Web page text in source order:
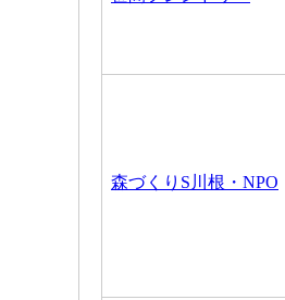
森づくりS川根・NPO